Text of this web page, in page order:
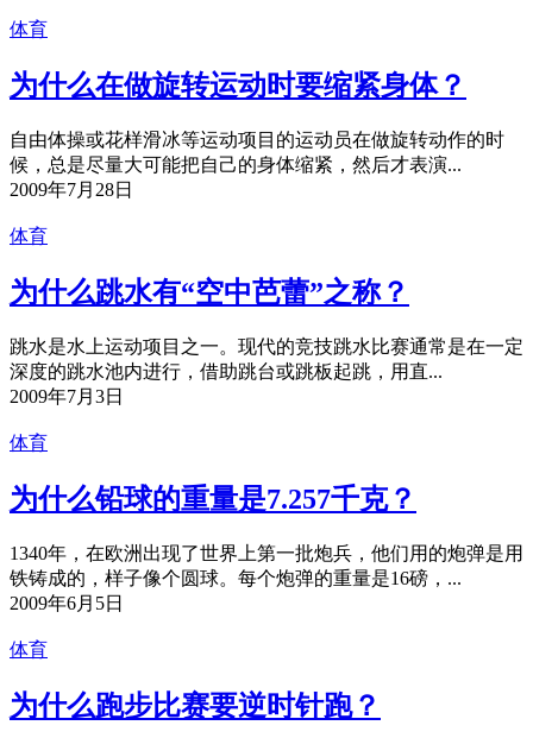
体育
为什么在做旋转运动时要缩紧身体？
自由体操或花样滑冰等运动项目的运动员在做旋转动作的时
候，总是尽量大可能把自己的身体缩紧，然后才表演...
2009年7月28日
体育
为什么跳水有“空中芭蕾”之称？
跳水是水上运动项目之一。现代的竞技跳水比赛通常是在一定
深度的跳水池内进行，借助跳台或跳板起跳，用直...
2009年7月3日
体育
为什么铅球的重量是7.257千克？
1340年，在欧洲出现了世界上第一批炮兵，他们用的炮弹是用
铁铸成的，样子像个圆球。每个炮弹的重量是16磅，...
2009年6月5日
体育
为什么跑步比赛要逆时针跑？